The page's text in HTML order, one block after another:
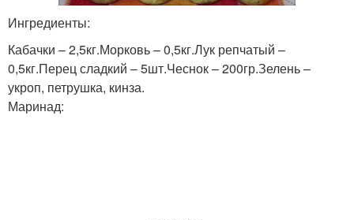
Ингредиенты:
Кабачки – 2,5кг.Морковь – 0,5кг.Лук репчатый –
0,5кг.Перец сладкий – 5шт.Чеснок – 200гр.Зелень –
укроп, петрушка, кинза.
Маринад: